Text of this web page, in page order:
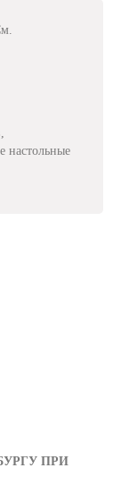
настольные
ПРИ